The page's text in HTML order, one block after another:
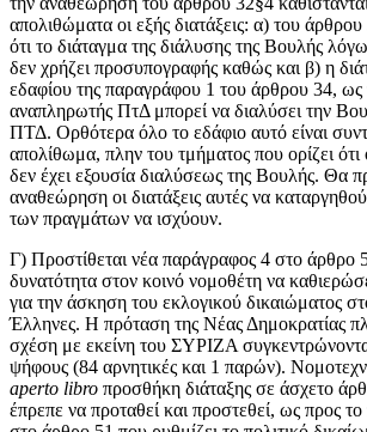
απολιθώματα οι εξής διατάξεις: α) του
ότι το διάταγμα της διάλυσης της Βουλής
δεν χρήζει προσυπογραφής καθώς και β) η
εδαφίου της παραγράφου 1 του άρθρου 34, ως
αναπληρωτής ΠτΔ μπορεί να διαλύσει την
ΠΤΔ. Ορθότερα όλο το εδάφιο αυτό είναι
απολίθωμα, πλην του τμήματος που ορίζει
δεν έχει εξουσία διαλύσεως της Βουλής. Θα
αναθεώρηση οι διατάξεις αυτές να
των πραγμάτων να ισχύουν.
Γ) Προστίθεται νέα παράγραφος 4 στο άρθρο
δυνατότητα στον κοινό νομοθέτη να
για την άσκηση του εκλογικού δικαιώματος
Έλληνες. Η πρόταση της Νέας Δημοκρατίας
σχέση με εκείνη του ΣΥΡΙΖΑ
ψήφους (84 αρνητικές και 1 παρών).
aperto libro προσθήκη διάταξης σε άσχετο
έπρεπε να προταθεί και προστεθεί, ως προς